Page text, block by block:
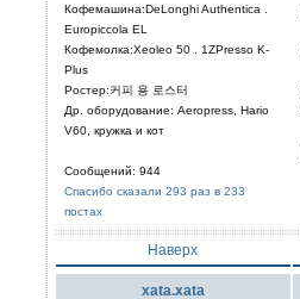
Кофемашина:DeLonghi Authentica .
Europiccola EL
Кофемолка:Xeoleo 50 . 1ZPresso K-
Plus
Ростер:커피 용 로스터
Др. оборудование: Aeropress, Hario
V60, кружка и кот
Сообщений: 944
Спасибо сказали 293 раз в 233
постах
Наверх
xata.xata